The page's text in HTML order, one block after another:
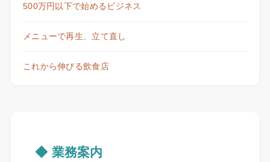
500万円以下で始めるビジネス
メニューで再生、立て直し
これから伸びる飲食店
◆ 業務案内